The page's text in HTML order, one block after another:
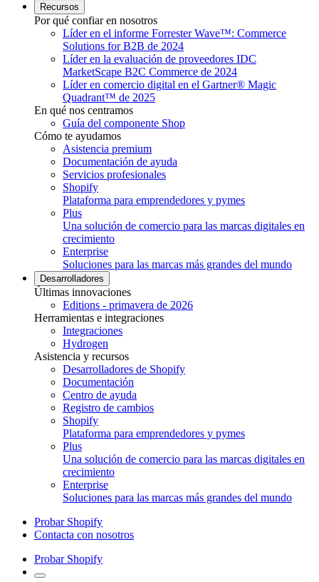
Recursos
Por qué confiar en nosotros
Líder en el informe Forrester Wave™: Commerce
Solutions for B2B de 2024
Líder en la evaluación de proveedores IDC
MarketScape B2C Commerce de 2024
Líder en comercio digital en el Gartner® Magic
Quadrant™ de 2025
En qué nos centramos
Guía del componente Shop
Cómo te ayudamos
Asistencia premium
Documentación de ayuda
Servicios profesionales
Shopify
Plataforma para emprendedores y pymes
Plus
Una solución de comercio para las marcas digitales en
crecimiento
Enterprise
Soluciones para las marcas más grandes del mundo
Desarrolladores
Últimas innovaciones
Editions - primavera de 2026
Herramientas e integraciones
Integraciones
Hydrogen
Asistencia y recursos
Desarrolladores de Shopify
Documentación
Centro de ayuda
Registro de cambios
Shopify
Plataforma para emprendedores y pymes
Plus
Una solución de comercio para las marcas digitales en
crecimiento
Enterprise
Soluciones para las marcas más grandes del mundo
Probar Shopify
Contacta con nosotros
Probar Shopify